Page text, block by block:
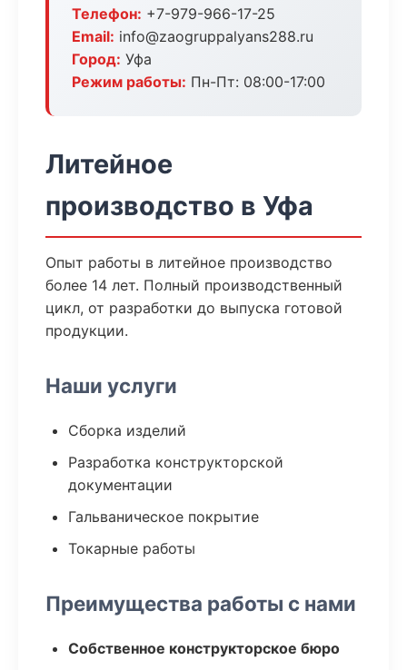
Телефон: +7-979-966-17-25
Email: info@zaogruppalyans288.ru
Город: Уфа
Режим работы: Пн-Пт: 08:00-17:00
Литейное
производство в Уфа
Опыт работы в литейное производство
более 14 лет. Полный производственный
цикл, от разработки до выпуска готовой
продукции.
Наши услуги
Сборка изделий
Разработка конструкторской
документации
Гальваническое покрытие
Токарные работы
Преимущества работы с нами
Собственное конструкторское бюро